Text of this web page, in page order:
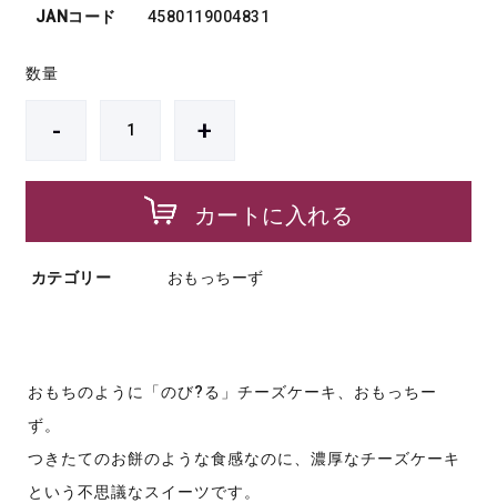
JANコード
4580119004831
数量
- +
カートに入れる
カテゴリー おもっちーず
おもちのように「のび?る」チーズケーキ、おもっちー
ず。
つきたてのお餅のような食感なのに、濃厚なチーズケーキ
という不思議なスイーツです。